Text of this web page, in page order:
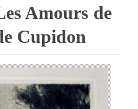
Amours de
Cupidon